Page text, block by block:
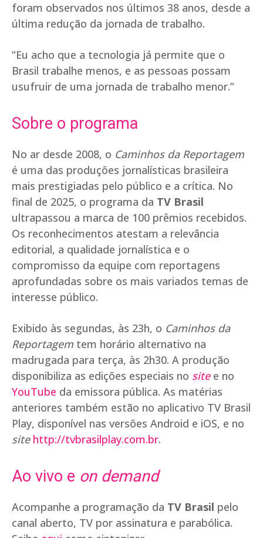
foram observados nos últimos 38 anos, desde a
última redução da jornada de trabalho.
“Eu acho que a tecnologia já permite que o
Brasil trabalhe menos, e as pessoas possam
usufruir de uma jornada de trabalho menor.”
Sobre o programa
No ar desde 2008, o Caminhos da Reportagem
é uma das produções jornalísticas brasileira
mais prestigiadas pelo público e a crítica. No
final de 2025, o programa da TV Brasil
ultrapassou a marca de 100 prêmios recebidos.
Os reconhecimentos atestam a relevância
editorial, a qualidade jornalística e o
compromisso da equipe com reportagens
aprofundadas sobre os mais variados temas de
interesse público.
Exibido às segundas, às 23h, o Caminhos da
Reportagemtem horário alternativo na
madrugada para terça, às 2h30. A produção
disponibiliza as edições especiais no sitee no
YouTube da emissora pública. As matérias
anteriores também estão no aplicativo TV Brasil
Play, disponível nas versões Android e iOS, e no
site http://tvbrasilplay.com.br.
Ao vivo e on demand
Acompanhe a programação da TV Brasil pelo
canal aberto, TV por assinatura e parabólica.